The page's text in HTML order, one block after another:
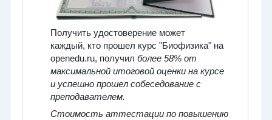
Получить удостоверение может
каждый, кто прошел курс "Биофизика" на
openedu.ru, получил более 58% от
максимальной итоговой оценки на курсе
и успешно прошел собеседование с
преподавателем.
Стоимость аттестации по повышению